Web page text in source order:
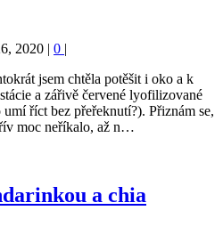
2020 | 0 |
jsem chtěla potěšit i oko a k
a zářivě červené lyofilizované
říct bez přeřeknutí?). Přiznám se,
moc neříkalo, až n…
a chia